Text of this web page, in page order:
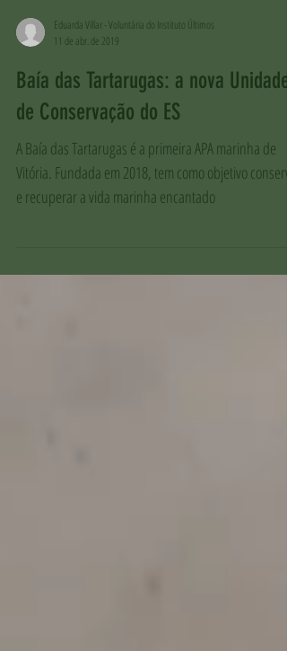
Eduarda Villar - Voluntária do Instituto Últimos
11 de abr. de 2019
Baía das Tartarugas: a nova Unidade
de Conservação do ES
A Baía das Tartarugas é a primeira APA marinha de